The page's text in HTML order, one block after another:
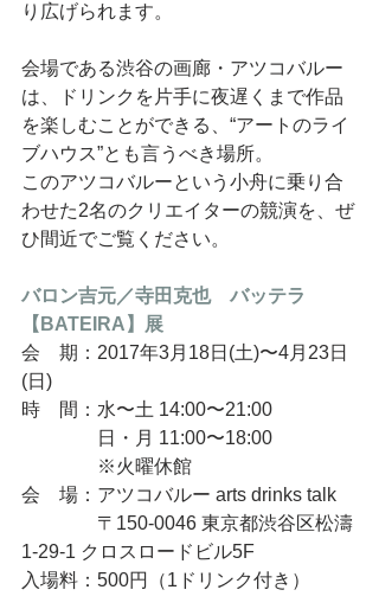
り広げられます。
会場である渋谷の画廊・アツコバルー
は、ドリンクを片手に夜遅くまで作品
を楽しむことができる、“アートのライ
ブハウス”とも言うべき場所。
このアツコバルーという小舟に乗り合
わせた2名のクリエイターの競演を、ぜ
ひ間近でご覧ください。
バロン吉元／寺田克也　バッテラ
【BATEIRA】展
会　期：2017年3月18日(土)〜4月23日
(日)
時　間：水〜土 14:00〜21:00
日・月 11:00〜18:00
※火曜休館
会　場：アツコバルー arts drinks talk
〒150-0046 東京都渋谷区松濤
1-29-1 クロスロードビル5F
入場料：500円（1ドリンク付き）